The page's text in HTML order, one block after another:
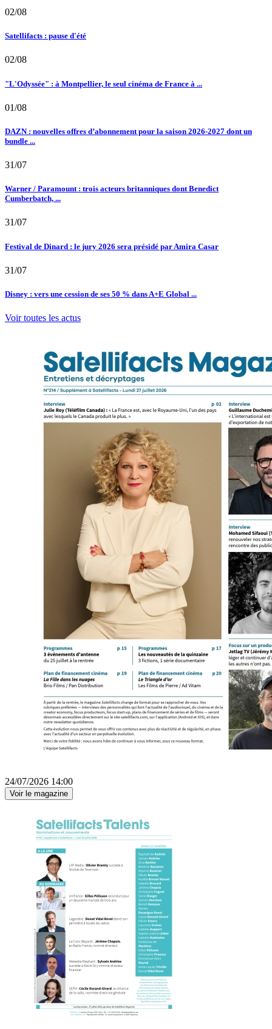
02/08
Satellifacts : pause d'été
02/08
"L'Odyssée" : à Montpellier, le seul cinéma de France à ...
01/08
DAZN : nouvelles offres d’abonnement pour la saison 2026-2027 dont un
bundle ...
31/07
Warner / Paramount : trois acteurs britanniques dont Benedict
Cumberbatch, ...
31/07
Festival de Dinard : le jury 2026 sera présidé par Amira Casar
31/07
Disney : vers une cession de ses 50 % dans A+E Global ...
Voir toutes les actus
24/07/2026 14:00
Voir le magazine